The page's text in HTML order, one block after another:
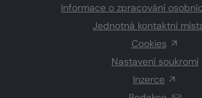
Informace o zpracování
Jednotná kontaktní
Cookies
Nastavení soukromí
Inzerce